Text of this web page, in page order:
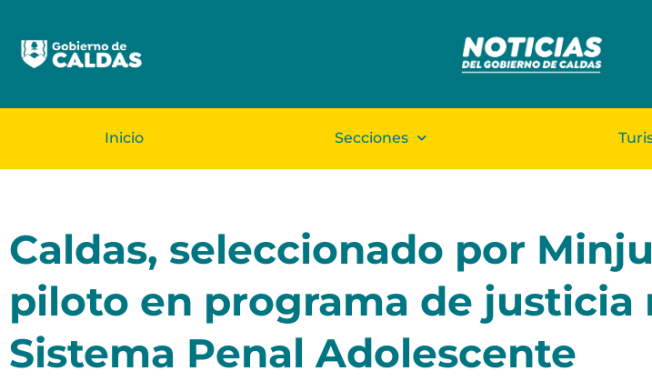
Inicio Secciones
Caldas, seleccionado por
piloto en programa de justicia
Sistema Penal Adolescente